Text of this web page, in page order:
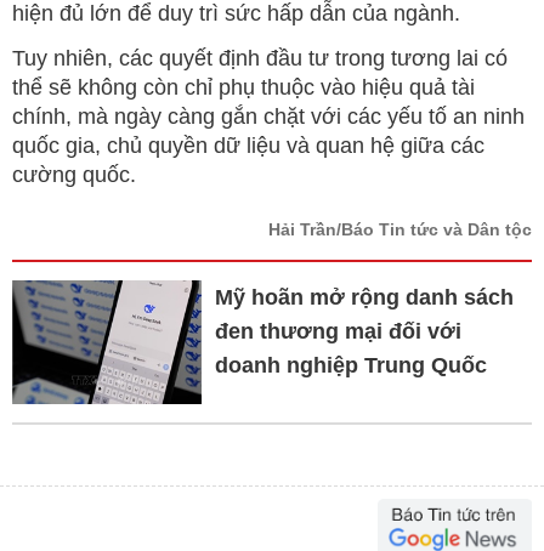
hiện đủ lớn để duy trì sức hấp dẫn của ngành.
Tuy nhiên, các quyết định đầu tư trong tương lai có
thể sẽ không còn chỉ phụ thuộc vào hiệu quả tài
chính, mà ngày càng gắn chặt với các yếu tố an ninh
quốc gia, chủ quyền dữ liệu và quan hệ giữa các
cường quốc.
Hải Trần/Báo Tin tức và Dân tộc
Mỹ hoãn mở rộng danh sách
đen thương mại đối với
doanh nghiệp Trung Quốc